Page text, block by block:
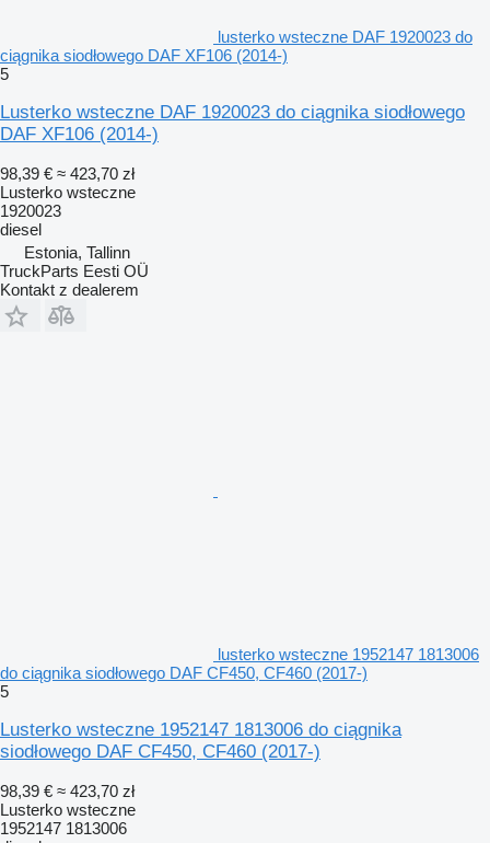
lusterko wsteczne DAF 1920023 do
ciągnika siodłowego DAF XF106 (2014-)
5
Lusterko wsteczne DAF 1920023 do ciągnika siodłowego
DAF XF106 (2014-)
98,39 € ≈ 423,70 zł
Lusterko wsteczne
1920023
diesel
Estonia, Tallinn
TruckParts Eesti OÜ
Kontakt z dealerem
lusterko wsteczne 1952147 1813006
do ciągnika siodłowego DAF CF450, CF460 (2017-)
5
Lusterko wsteczne 1952147 1813006 do ciągnika
siodłowego DAF CF450, CF460 (2017-)
98,39 € ≈ 423,70 zł
Lusterko wsteczne
1952147 1813006